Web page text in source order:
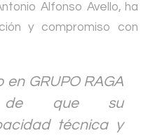
Alfonso Avello, ha
y compromiso con
en GRUPO RAGA
de que su
técnica y